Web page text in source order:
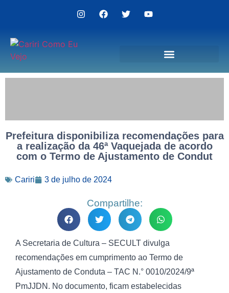
Prefeitura disponibiliza recomendações para
a realização da 46ª Vaquejada de acordo
com o Termo de Ajustamento de Condut
Cariri 3 de julho de 2024
Compartilhe:
A Secretaria de Cultura – SECULT divulga
recomendações em cumprimento ao Termo de
Ajustamento de Conduta – TAC N.° 0010/2024/9ª
PmJJDN. No documento, ficam estabelecidas